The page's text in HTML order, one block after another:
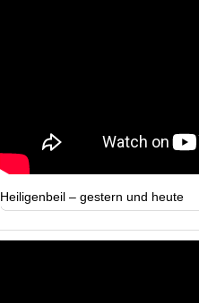
Heiligenbeil – gestern und heute